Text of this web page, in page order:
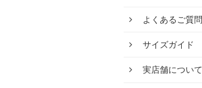
よくあるご質問
サイズガイド
実店舗について